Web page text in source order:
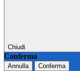
Chiudi
Conferma
Annulla Conferma